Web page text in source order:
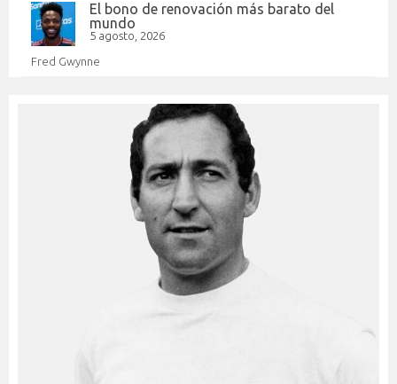
El bono de renovación más barato del
mundo
5 agosto, 2026
Fred Gwynne